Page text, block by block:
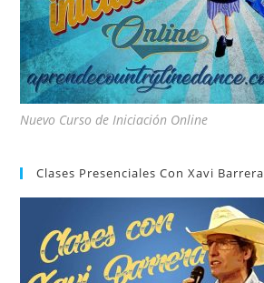
Nuevo Curso de Iniciación Online
Clases Presenciales Con Xavi Barrera